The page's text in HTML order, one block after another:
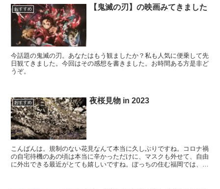
おすすめ 【鬼滅の刃】の映画みてきました
今話題の鬼滅の刃。あなたはもう観ましたか？私も人気に便乗して先
日観てきました。今回はその感想を書きました。お時間ある方是非ど
うぞ。
おすすめ 夜桜見物 in 2023
こんばんは。規制のない花見なんて本当に久しぶりですね。コロナ禍
の自宅待機のあの頃は本当に辛かっただけに、マスクも外せて、自由
に外出できる最近がとても嬉しいですね。ぽっちの住む福岡では、数